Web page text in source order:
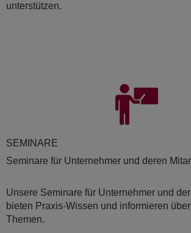
unterstützen.
SE­MI­NA­RE
Seminare für Unternehmer und deren
Unsere Seminare für Unternehmer und
bieten Praxis-Wissen und informieren
Themen.